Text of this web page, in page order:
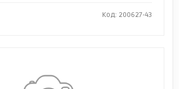
Код: 200627-43